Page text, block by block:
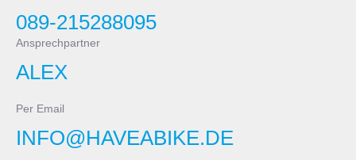
089-215288095
Ansprechpartner
ALEX
Per Email
INFO@HAVEABIKE.DE